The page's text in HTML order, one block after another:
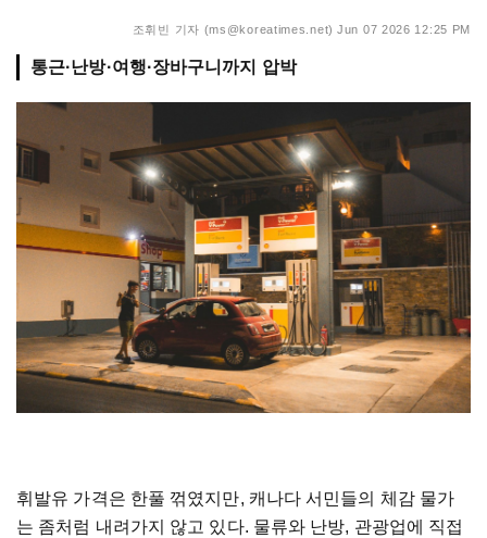
조휘빈 기자 (ms@koreatimes.net) Jun 07 2026 12:25 PM
통근·난방·여행·장바구니까지 압박
휘발유 가격은 한풀 꺾였지만, 캐나다 서민들의 체감 물가
는 좀처럼 내려가지 않고 있다. 물류와 난방, 관광업에 직접